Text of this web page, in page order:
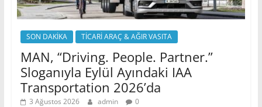
SON DAKİKA TİCARİ ARAÇ & AĞIR VASITA
MAN, “Driving. People. Partner.”
Sloganıyla Eylül Ayındaki IAA
Transportation 2026’da
3 Ağustos 2026 admin 0